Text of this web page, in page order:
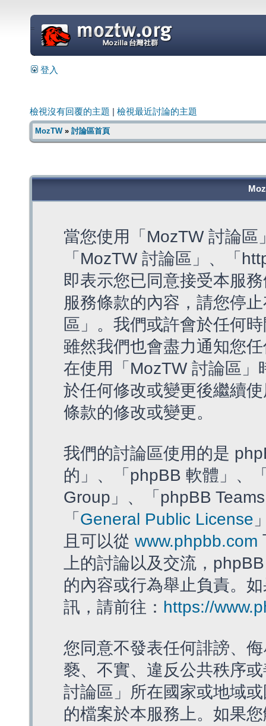
=
登入
檢視沒有回覆的主題 檢視最近討論的主題
MozTW» 討論區首頁
當您使用「MozTW 討論
「MozTW 討論區」、「
即表示您已同意接受本服
服務條款的內容，請您停
區」。我們或許會於任何
雖然我們也會盡力通知您
在使用「MozTW 討論區
於任何修改或變更後繼續
條款的修改或變更。
我們的討論區使用的是
的」、「phpBB 軟體」、
Group」、「phpBB
「 General Public License
且可以從 www.phpbb.com
上的討論以及交流，
的內容或行為舉止負責。
訊，請前往： https://
您同意不發表任何誹謗、
褻、不實、違反公共秩序
討論區」所在國家或地域
的檔案於本服務上。如果